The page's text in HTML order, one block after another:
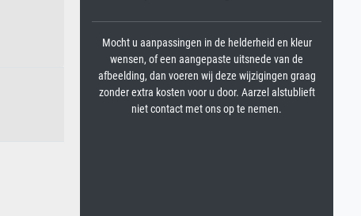
Mocht u aanpassingen in de helderheid en kleur
wensen, of een aangepaste uitsnede van de
afbeelding, dan voeren wij deze wijzigingen graag
zonder extra kosten voor u door. Aarzel alstublieft
niet contact met ons op te nemen.